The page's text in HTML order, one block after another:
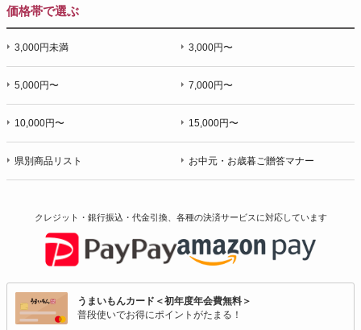
価格帯で選ぶ
3,000円未満 3,000円〜
5,000円〜 7,000円〜
10,000円〜 15,000円〜
県別商品リスト お中元・お歳暮ご贈答マナー
クレジット・銀行振込・代金引換、各種の決済サービスに対応しています
うまいもんカード＜初年度年会費無料＞
普段使いでお得にポイントがたまる！